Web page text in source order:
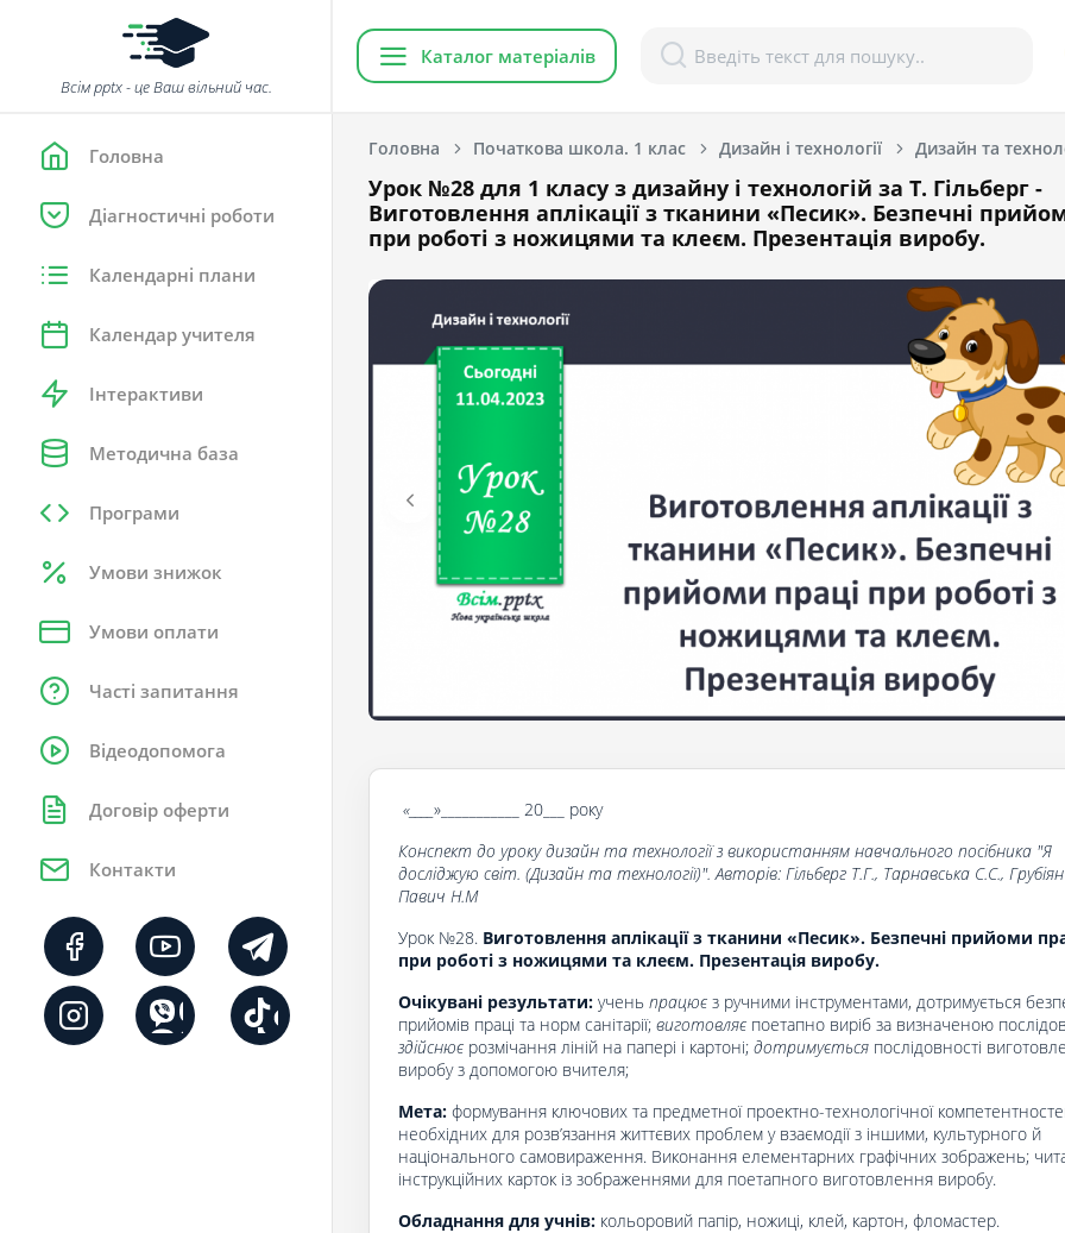
Всім pptx - це Ваш вільний час.
Головна
Діагностичні роботи
Календарні плани
Календар учителя
Інтерактиви
Методична база
Програми
Умови знижок
Умови оплати
Часті запитання
Відеодопомога
Договір оферти
Контакти
Каталог матеріалів
Головна Початкова школа. 1 клас Дизайн і технології
Урок №28 для 1 класу з дизайну і технологій за Т. Гільберг -
Виготовлення аплікації з тканини «Песик». Безпечні
при роботі з ножицями та клеєм. Презентація виробу.
«____ »___________ 20___ року
Конспект до уроку дизайн та технології з використанням навчального посібника "Я
досліджую світ. (Дизайн та технології)". Авторів: Гільберг Т.Г., Тарнавська С.С.,
Павич Н.М
Урок №28. Виготовлення аплікації з тканини «Песик». Безпечні прийоми
при роботі з ножицями та клеєм. Презентація виробу.
Очікувані результати: учень працює з ручними інструментами, дотримується
прийомів праці та норм санітарії; виготовляє поетапно виріб за визначеною
здійснює розмічання ліній на папері і картоні; дотримується послідовності
виробу з допомогою вчителя;
Мета: формування ключових та предметної проектно-технологічної
необхідних для розв’язання життєвих проблем у взаємодії з іншими, культурного й
національного самовираження. Виконання елементарних графічних зображень;
інструкційних карток із зображеннями для поетапного виготовлення виробу.
Обладнання для учнів: кольоровий папір, ножиці, клей, картон, фломастер.